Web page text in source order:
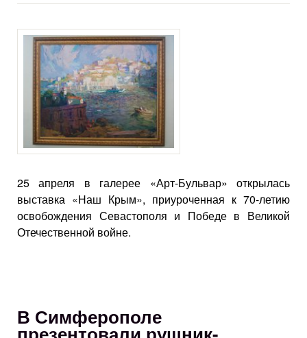
25 апреля в галерее «Арт-Бульвар» открылась
выставка «Наш Крым», приуроченная к 70-летию
освобождения Севастополя и Победе в Великой
Отечественной войне.
В Симферополе